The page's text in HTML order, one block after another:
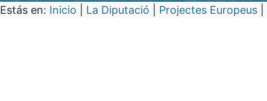
Estás en: Inicio La Diputació Projectes Europeus